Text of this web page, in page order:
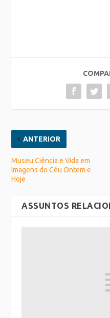
ANTERIOR
Museu Ciência e Vida em
Imagens do Céu Ontem e
Hoje
ASSUNTOS